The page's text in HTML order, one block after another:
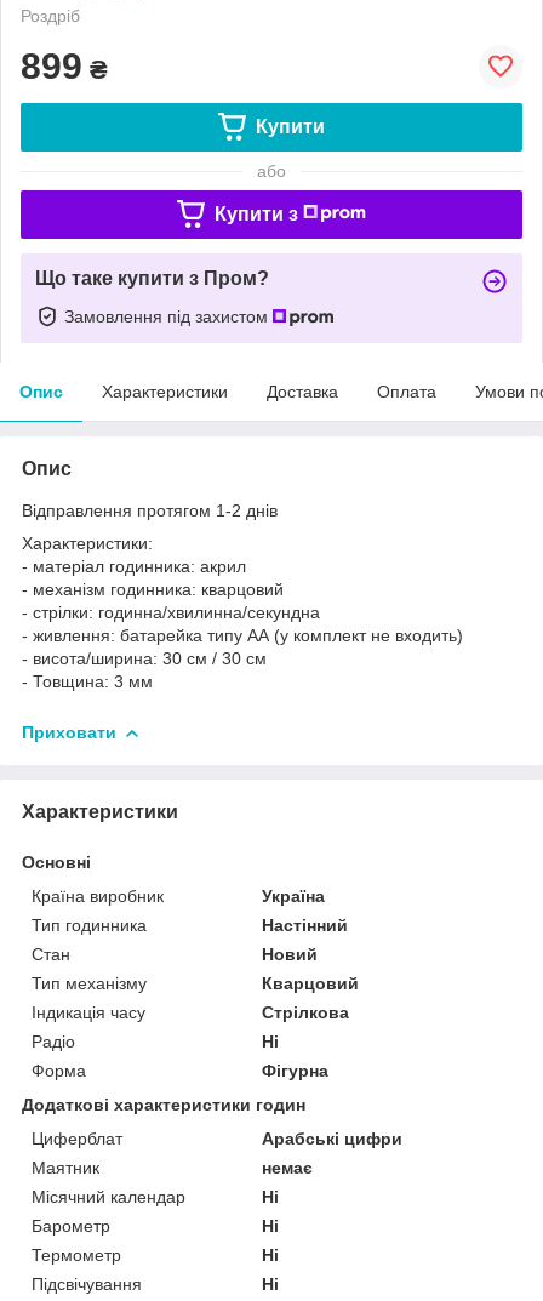
Роздріб
899 ₴
Купити
або
Купити з
Що таке купити з Пром?
Замовлення під захистом
Опис Характеристики Доставка Оплата Умови
Опис
Відправлення протягом 1-2 днів
Характеристики:
- матеріал годинника: акрил
- механізм годинника: кварцовий
- стрілки: годинна/хвилинна/секундна
- живлення: батарейка типу АА (у комплект не входить)
- висота/ширина: 30 см / 30 см
- Товщина: 3 мм
Приховати
Характеристики
Основні
Країна виробник
Україна
Тип годинника
Настінний
Стан
Новий
Тип механізму
Кварцовий
Індикація часу
Стрілкова
Радіо
Ні
Форма
Фігурна
Додаткові характеристики годин
Циферблат
Арабські цифри
Маятник
немає
Місячний календар
Ні
Барометр
Ні
Термометр
Ні
Підсвічування
Ні